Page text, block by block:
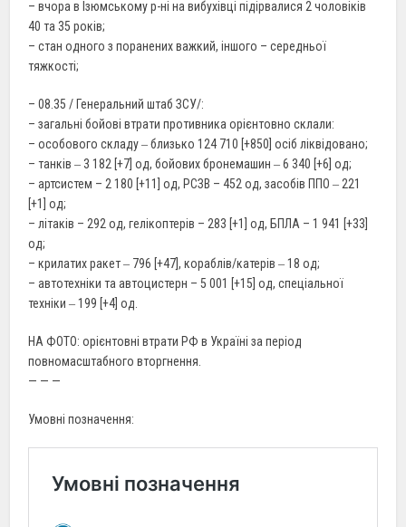
– вчора в Ізюмському р-ні на вибухівці підірвалися 2 чоловіків
40 та 35 років;
– стан одного з поранених важкий, іншого – середньої
тяжкості;
– 08.35 / Генеральний штаб ЗСУ/:
– загальні бойові втрати противника орієнтовно склали:
– особового складу ‒ близько 124 710 [+850] осіб ліквідовано;
– танків ‒ 3 182 [+7] од, бойових бронемашин ‒ 6 340 [+6] од;
– артсистем – 2 180 [+11] од, РСЗВ – 452 од, засобів ППО ‒ 221
[+1] од;
– літаків – 292 од, гелікоптерів – 283 [+1] од, БПЛА – 1 941 [+33]
од;
– крилатих ракет ‒ 796 [+47], кораблів/катерів ‒ 18 од;
– автотехніки та автоцистерн – 5 001 [+15] од, спеціальної
техніки ‒ 199 [+4] од.
НА ФОТО: орієнтовні втрати РФ в Україні за період
повномасштабного вторгнення.
— — —
Умовні позначення: